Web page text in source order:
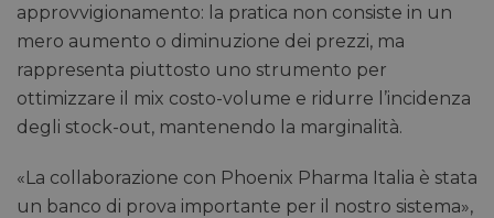
approvvigionamento: la pratica non consiste in un
mero aumento o diminuzione dei prezzi, ma
rappresenta piuttosto uno strumento per
ottimizzare il mix costo-volume e ridurre l’incidenza
degli stock-out, mantenendo la marginalità.
«La collaborazione con Phoenix Pharma Italia è stata
un banco di prova importante per il nostro sistema»,